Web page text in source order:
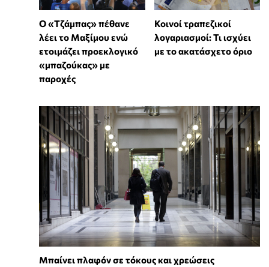
Ο «Τζάμπας» πέθανε
λέει το Μαξίμου ενώ
ετοιμάζει προεκλογικό
«μπαζούκας» με
παροχές
Κοινοί τραπεζικοί
λογαριασμοί: Τι ισχύει
με το ακατάσχετο όριο
Μπαίνει πλαφόν σε τόκους και χρεώσεις